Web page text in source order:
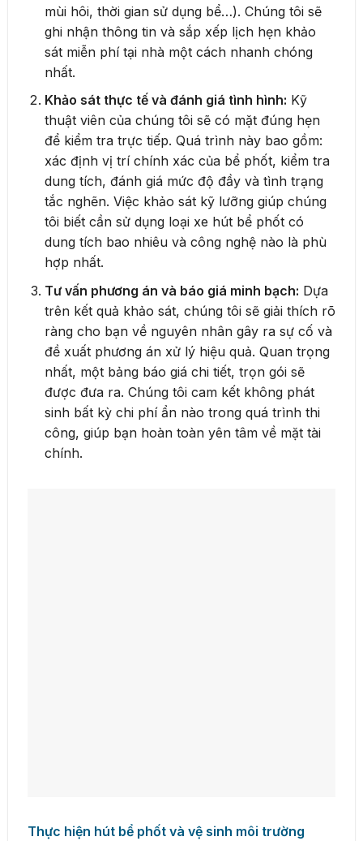
mùi hôi, thời gian sử dụng bể…). Chúng tôi sẽ
ghi nhận thông tin và sắp xếp lịch hẹn khảo
sát miễn phí tại nhà một cách nhanh chóng
nhất.
Khảo sát thực tế và đánh giá tình hình: Kỹ
thuật viên của chúng tôi sẽ có mặt đúng hẹn
để kiểm tra trực tiếp. Quá trình này bao gồm:
xác định vị trí chính xác của bể phốt, kiểm tra
dung tích, đánh giá mức độ đầy và tình trạng
tắc nghẽn. Việc khảo sát kỹ lưỡng giúp chúng
tôi biết cần sử dụng loại xe hút bể phốt có
dung tích bao nhiêu và công nghệ nào là phù
hợp nhất.
Tư vấn phương án và báo giá minh bạch: Dựa
trên kết quả khảo sát, chúng tôi sẽ giải thích rõ
ràng cho bạn về nguyên nhân gây ra sự cố và
đề xuất phương án xử lý hiệu quả. Quan trọng
nhất, một bảng báo giá chi tiết, trọn gói sẽ
được đưa ra. Chúng tôi cam kết không phát
sinh bất kỳ chi phí ẩn nào trong quá trình thi
công, giúp bạn hoàn toàn yên tâm về mặt tài
chính.
Thực hiện hút bể phốt và vệ sinh môi trường